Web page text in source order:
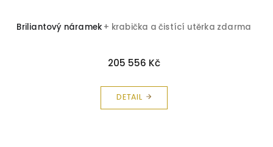
Briliantový náramek + krabička a čistící utěrka zdarma
205 556 Kč
DETAIL